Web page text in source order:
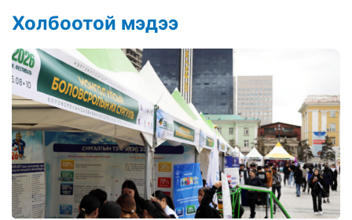
Холбоотой мэдээ